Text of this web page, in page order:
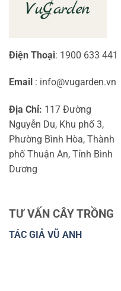
Điện Thoại: 1900 633 441
Email : info@vugarden.vn
Địa Chỉ: 117 Đường
Nguyễn Du, Khu phố 3,
Phường Bình Hòa, Thành
phố Thuận An, Tỉnh Bình
Dương
TƯ VẤN CÂY TRỒNG
TÁC GIẢ VŨ ANH